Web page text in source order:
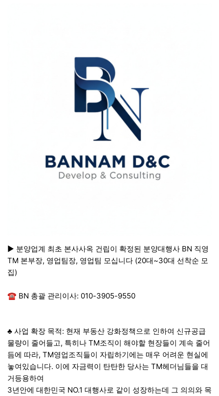
▶ 분양업계 최초 본사사옥 건립이 확정된 분양대행사 BN 직영
TM 본부장, 영업팀장, 영업팀 모십니다 (20대~30대 선착순 모
집)
☎ BN 총괄 관리이사: 010-3905-9550
♣ 사업 확장 목적: 현재 부동산 강화정책으로 인하여 신규공급
물량이 줄어들고, 특히나 TM조직이 해야할 현장들이 계속 줄어
듬에 따라, TM영업조직들이 자립하기에는 매우 어려운 현실에
놓여있습니다. 이에 자금력이 탄탄한 당사는 TM헤더님들을 대
거등용하여
3년안에 대한민국 NO.1 대행사로 같이 성장하는데 그 의의와 목